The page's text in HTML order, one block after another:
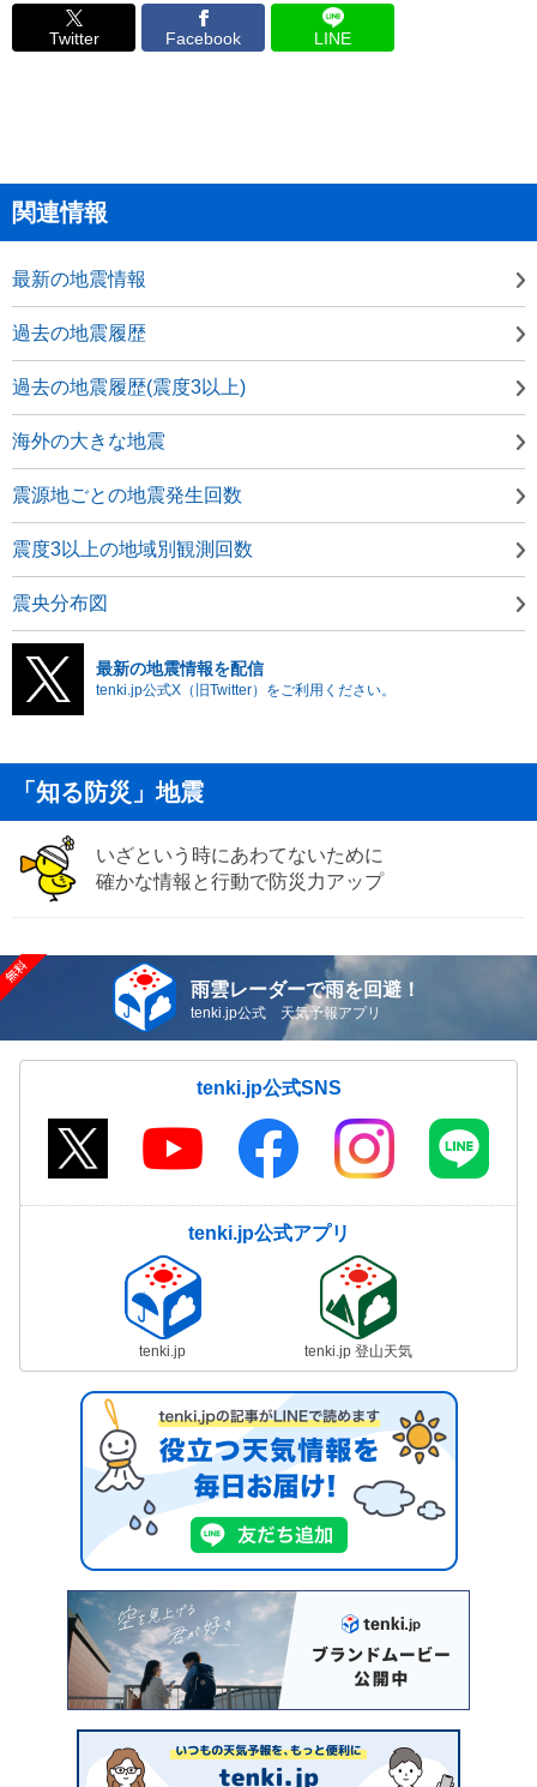
Twitter Facebook LINE
関連情報
最新の地震情報
過去の地震履歴
過去の地震履歴(震度3以上)
海外の大きな地震
震源地ごとの地震発生回数
震度3以上の地域別観測回数
震央分布図
最新の地震情報を配信
tenki.jp公式X（旧Twitter）をご利用ください。
「知る防災」地震
いざという時にあわてないために
確かな情報と行動で防災力アップ
雨雲レーダーで雨を回避！
tenki.jp公式 天気予報アプリ
tenki.jp公式SNS
tenki.jp公式アプリ
tenki.jp tenki.jp 登山天気